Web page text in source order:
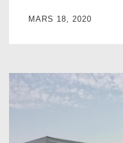
MARS 18, 2020